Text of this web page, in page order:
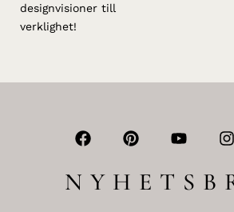
designvisioner till
verklighet!